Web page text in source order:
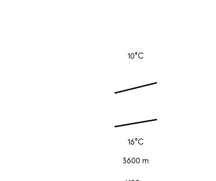
10°C
16°C
3600 m